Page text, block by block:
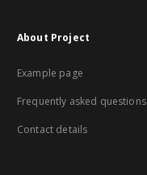
About Project
Example page
Frequently asked questions
Contact details